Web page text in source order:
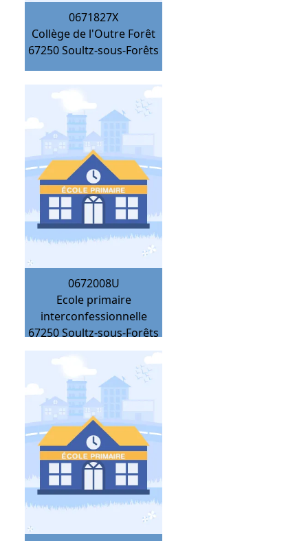
0671827X
Collège de l'Outre Forêt
67250Soultz-sous-Forêts
0672008U
Ecole primaire
interconfessionnelle
67250Soultz-sous-Forêts